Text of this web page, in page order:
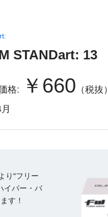
STANDart: 13
格: ￥660 （税抜）
り“フリー
イパー・バ
す！